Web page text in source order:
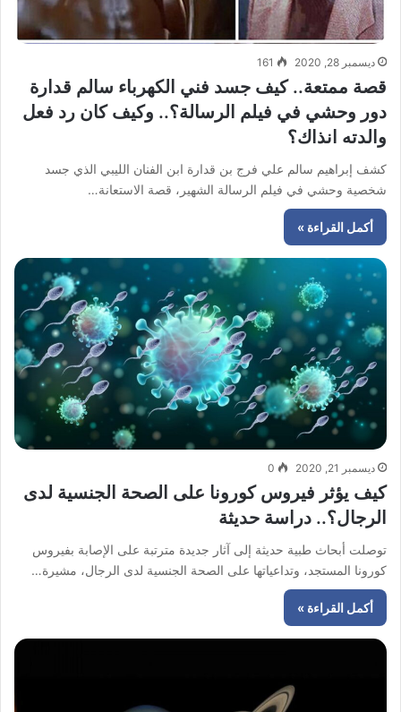
ديسمبر 28, 2020 161
قصة ممتعة.. كيف جسد فني الكهرباء سالم قدارة
دور وحشي في فيلم الرسالة؟.. وكيف كان رد فعل
والدته انذاك؟
كشف إبراهيم سالم علي فرج بن قدارة ابن الفنان الليبي الذي جسد
شخصية وحشي في فيلم الرسالة الشهير، قصة الاستعانة…
أكمل القراءة »
ديسمبر 21, 2020 0
كيف يؤثر فيروس كورونا على الصحة الجنسية لدى
الرجال؟.. دراسة حديثة
توصلت أبحاث طبية حديثة إلى آثار جديدة مترتبة على الإصابة بفيروس
كورونا المستجد، وتداعياتها على الصحة الجنسية لدى الرجال، مشيرة…
أكمل القراءة »